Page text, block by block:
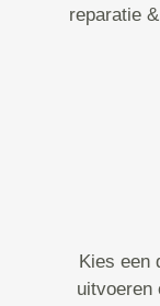
reparatie
Kies een
uitvoeren